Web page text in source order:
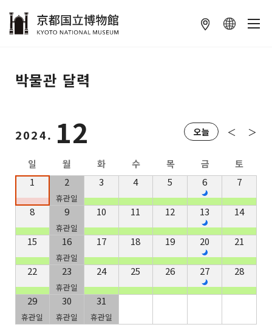
박물관 달력
2024. 12 오늘 ＜ ＞
일 월 화 수 목 금
토
1
2
휴관일
3 4 5 6 7
8 9
휴관일
10 11 12 13 14
15 16
휴관일
17 18 19 20 21
22 23
휴관일
24 25 26 27 28
29
휴관일
30
휴관일
31
휴관일